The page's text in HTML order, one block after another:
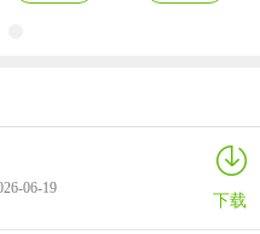
塑等装饰元素，合理装饰可提
业区和公共设施，确保小镇持
小综咖app最新版
海e行2026最新版本
06-19 下载